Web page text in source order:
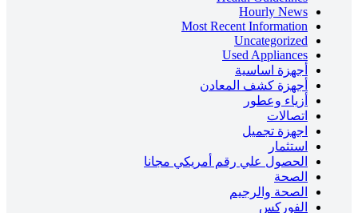
Hourly News
Most Recent Information
Uncategorized
Used Appliances
أجهزة اساسية
أجهزة كشف المعادن
أزياء وعطور
اتصالات
اجهزة تجميل
استثمار
الحصول علي رقم أمريكي مجانا
الصحة
الصحة والرجيم
الفوركس